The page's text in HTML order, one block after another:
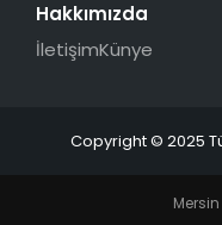
Hakkımızda
İletişimKünye
Copyright © 2025